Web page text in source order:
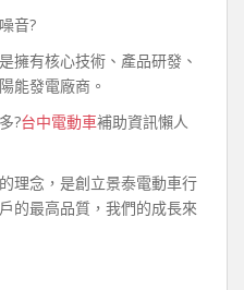
音?
擁有核心技術、產品研發、
能發電廠商。
?台中電動車補助資訊懶人
理念，是創立景泰電動車行
的最高品質，我們的成長來